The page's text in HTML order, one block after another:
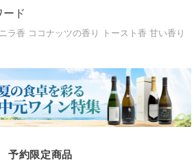
ード
ラ香 ココナッツの香り トースト香 甘い香り
予約限定商品